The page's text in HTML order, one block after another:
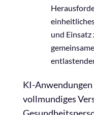
und
KI-
vollmundiges